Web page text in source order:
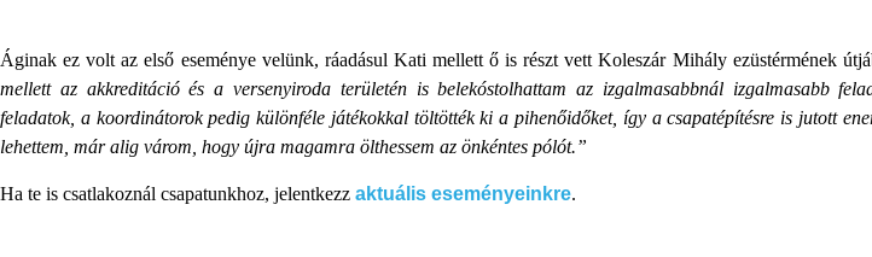
Áginak ez volt az első eseménye velünk, ráadásul Kati mellett ő is részt vett Koleszár Mihály ezüstérmének
mellett az akkreditáció és a versenyiroda területén is belekóstolhattam az izgalmasabbnál izgalmasabb
feladatok, a koordinátorok pedig különféle játékokkal töltötték ki a pihenőidőket, így a csapatépítésre is jutott
lehettem, már alig várom, hogy újra magamra ölthessem az önkéntes pólót.”
Ha te is csatlakoznál csapatunkhoz, jelentkezz aktuális eseményeinkre.